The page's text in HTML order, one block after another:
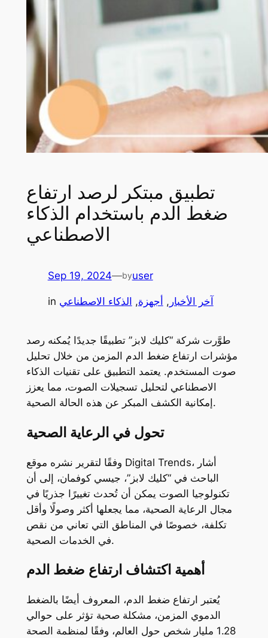
تطبيق مبتكر لرصد ارتفاع
ضغط الدم باستخدام الذكاء
الاصطناعي
Sep 19, 2024—byuser
in آخر الأخبار , أجهزة, الذكاء الاصطناعي
طوَّرت شركة “كليك لابز” تطبيقًا جديدًا يُمكنه رصد
مؤشرات ارتفاع ضغط الدم المزمن من خلال تحليل
صوت المستخدم. يعتمد التطبيق على تقنيات الذكاء
الاصطناعي لتحليل تسجيلات الصوت، مما يعزز
إمكانية الكشف المبكر عن هذه الحالة الصحية.
تحول في الرعاية الصحية
وفقًا لتقرير نشره موقع Digital Trends، أشار
الباحث في “كليك لابز”، جيسي كوفمان، إلى أن
تكنولوجيا الصوت يمكن أن تُحدث تغييرًا جذريًا في
مجال الرعاية الصحية، مما يجعلها أكثر وصولًا وأقل
تكلفة، خصوصًا في المناطق التي تعاني من نقص
في الخدمات الصحية.
أهمية اكتشاف ارتفاع ضغط الدم
يُعتبر ارتفاع ضغط الدم، المعروف أيضًا بالضغط
الدموي المزمن، مشكلة صحية تؤثر على حوالي
1.28 مليار شخص حول العالم، وفقًا لمنظمة الصحة